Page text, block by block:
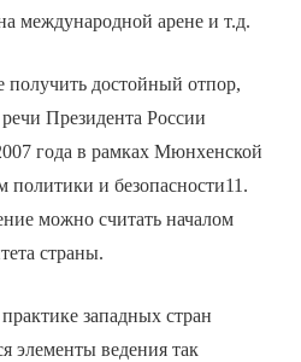
международной арене и т.д.
получить достойный отпор,
Президента России
года в рамках Мюнхенской
и безопасности11.
можно считать началом
страны.
западных стран
элементы ведения так